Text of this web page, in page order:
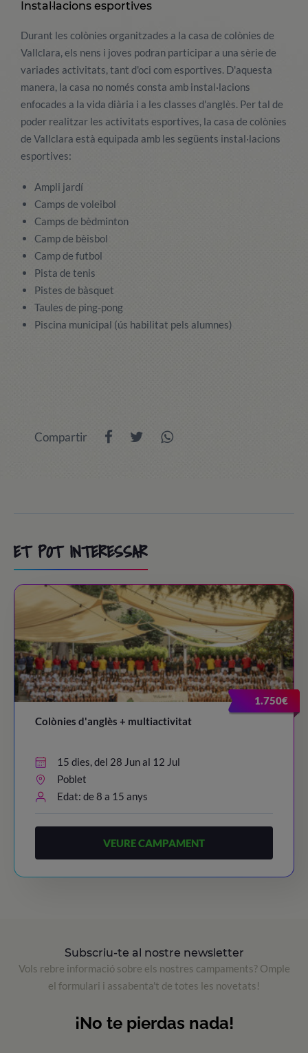
Instal·lacions esportives
Durant les colònies organitzades a la casa de colònies de
Vallclara, els nens i joves podran participar a una sèrie de
variades activitats, tant d'oci com esportives. D'aquesta
manera, la casa no només consta amb instal·lacions
enfocades a la vida diària i a les classes d'anglès. Per tal de
poder realitzar les activitats esportives, la casa de colònies
de Vallclara està equipada amb les següents instal·lacions
esportives:
Ampli jardí
Camps de voleibol
Camps de bèdminton
Camp de bèisbol
Camp de futbol
Pista de tenis
Pistes de bàsquet
Taules de ping-pong
Piscina municipal (ús habilitat pels alumnes)
Compartir
ET POT INTERESSAR
1.750€
Colònies d'anglès + multiactivitat
15 dies, del 28 Jun al 12 Jul
Poblet
Edat: de 8 a 15 anys
VEURE CAMPAMENT
Subscriu-te al nostre newsletter
Vols rebre informació sobre els nostres campaments? Omple
el formulari i assabenta't de totes les novetats!